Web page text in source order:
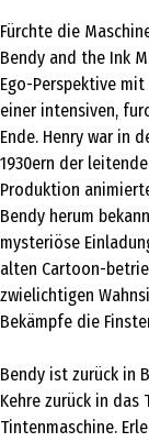
Fürchte die
Bendy and the Ink
Ego-Perspektive
einer intensiven,
Ende. Henry war in
1930ern der
Produktion
Bendy herum
mysteriöse
alten Cartoon-
zwielichtigen
Bekämpfe die
Bendy ist zurück in
Kehre zurück in
Tintenmaschine.